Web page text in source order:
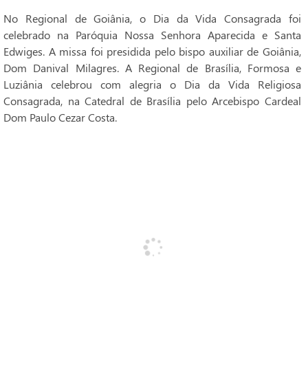
No Regional de Goiânia, o Dia da Vida Consagrada foi
celebrado na Paróquia Nossa Senhora Aparecida e Santa
Edwiges. A missa foi presidida pelo bispo auxiliar de Goiânia,
Dom Danival Milagres. A Regional de Brasília, Formosa e
Luziânia celebrou com alegria o Dia da Vida Religiosa
Consagrada, na Catedral de Brasília pelo Arcebispo Cardeal
Dom Paulo Cezar Costa.